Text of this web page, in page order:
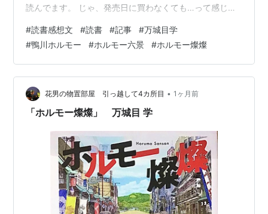
読んでます。 じゃ、発売日に買わなくても…って感じで
と、noteで掘り下げてみました。 よろしければご一読く
ださいませ。note.com
#読書感想文 #読書 #記事 #万城目学
#鴨川ホルモー #ホルモー六景 #ホルモー燦燦
花男の物置部屋 引っ越して4カ所目 • 1ヶ月前
「ホルモー燦燦」 万城目 学